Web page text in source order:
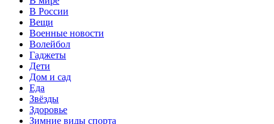
В России
Вещи
Военные новости
Волейбол
Гаджеты
Дети
Дом и сад
Еда
Звёзды
Здоровье
Зимние виды спорта